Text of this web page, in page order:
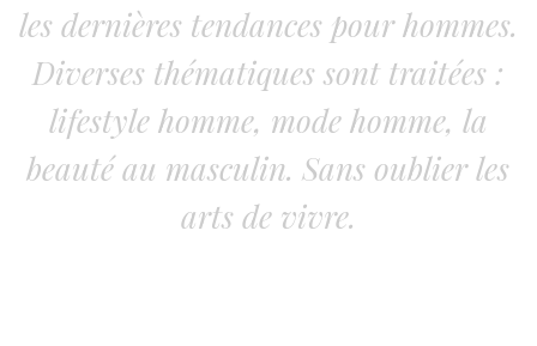
les dernières tendances pour hommes.
Diverses thématiques sont traitées :
lifestyle homme, mode homme, la
beauté au masculin. Sans oublier les
arts de vivre.